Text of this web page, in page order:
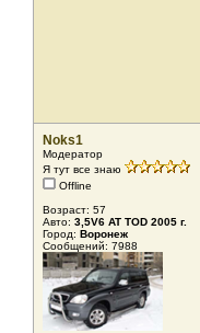
Noks1
Модератор
Я тут все знаю
Offline
Возраст: 57
Авто: 3,5V6 AT TOD 2005 г.
Город: Воронеж
Сообщений: 7988